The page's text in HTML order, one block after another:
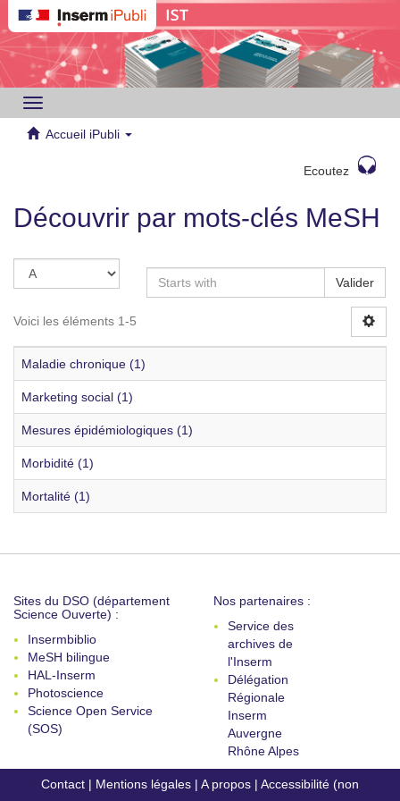
Toggle
navigation
Accueil iPubli
Ecoutez
Découvrir par mots-clés MeSH
Valider
Voici les éléments 1-5
Maladie chronique (1)
Marketing social (1)
Mesures épidémiologiques (1)
Morbidité (1)
Mortalité (1)
Sites du DSO (département
Science Ouverte) :
Insermbiblio
MeSH bilingue
HAL-Inserm
Photoscience
Science Open Service
(SOS)
Nos partenaires :
Service des
archives de
l'Inserm
Délégation
Régionale
Inserm
Auvergne
Rhône Alpes
Contact | Mentions légales | A propos | Accessibilité (non